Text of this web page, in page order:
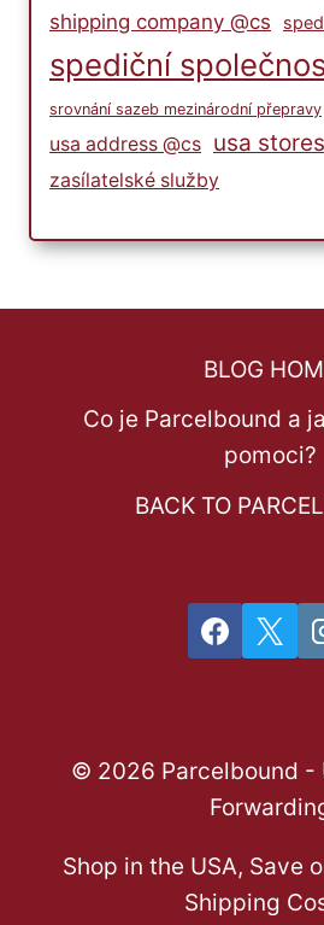
shipping company @cs
spediční
srovnání sazeb mezinárodní přepravy
usa address @cs usa
zasílatelské služby
BLOG
Co je Parcelbound a
pomoci?
BACK TO
© 2026 Parcelbound -
Shop in the USA, Save
Shipping